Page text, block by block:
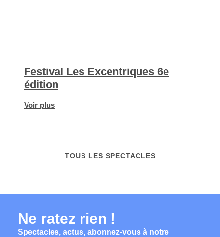
Festival Les Excentriques 6e
édition
Voir plus
TOUS LES SPECTACLES
Ne ratez rien !
Spectacles, actus, abonnez-vous à notre